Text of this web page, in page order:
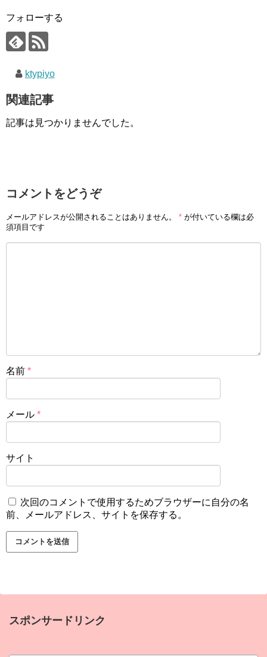
フォローする
ktypiyo
関連記事
記事は見つかりませんでした。
コメントをどうぞ
メールアドレスが公開されることはありません。 * が付いている欄は必
須項目です
名前 *
メール *
サイト
次回のコメントで使用するためブラウザーに自分の名
前、メールアドレス、サイトを保存する。
スポンサードリンク